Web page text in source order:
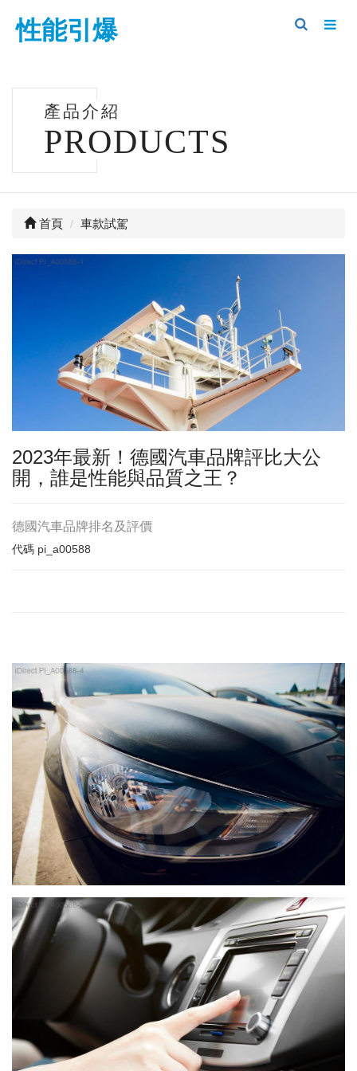
性能引爆
產品介紹
PRODUCTS
首頁 車款試駕
2023年最新！德國汽車品牌評比大公
開，誰是性能與品質之王？
德國汽車品牌排名及評價
代碼 pi_a00588